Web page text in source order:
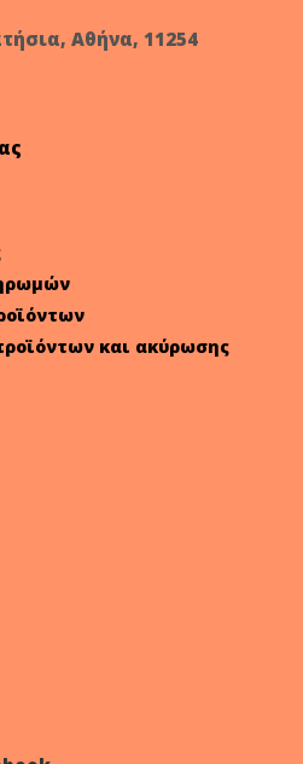
Αθήνα, 11254
και ακύρωσης